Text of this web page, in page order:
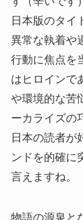
日本版のタイ
異常な執着や
行動に焦点を
はヒロインで
や環境的な苦
ーカライズの
日本の読者が
ンドを的確に
言えますね。